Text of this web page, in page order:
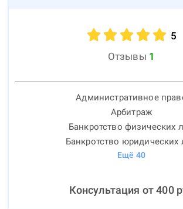
5
Отзывы 1
Административное
Арбитраж
Банкротство физических
Банкротство юридических
Ещё 40
Консультация от400